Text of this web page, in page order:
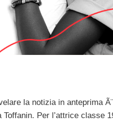
la notizia in anteprima
Per l’attrice classe